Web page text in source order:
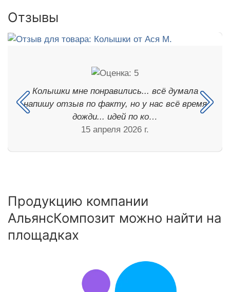
Отзывы
Колышки мне понравились... всё думала
напишу отзыв по факту, но у нас всё время
дожди... идей по ко…
15 апреля 2026 г.
Продукцию компании
АльянсКомпозит можно найти на
площадках